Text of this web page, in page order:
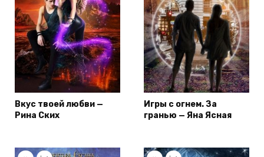
Вкус твоей любви —
Рина Ских
Игры с огнем. За
гранью — Яна Ясная